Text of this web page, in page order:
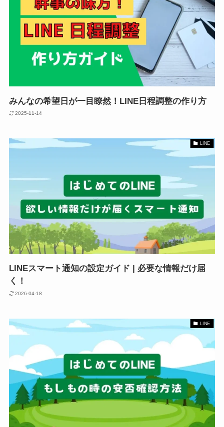
みんなの希望日が一目瞭然！LINE日程調整の作り方
2025-11-14
LINE
LINEスマート通知の設定ガイド | 必要な情報だけ届
く！
2026-04-18
LINE